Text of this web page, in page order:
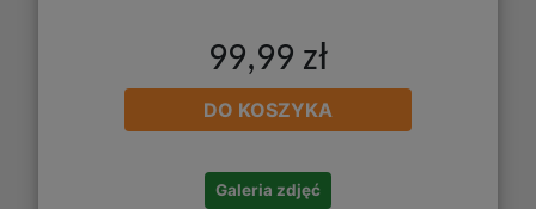
99,99 zł
DO KOSZYKA
Galeria zdjęć